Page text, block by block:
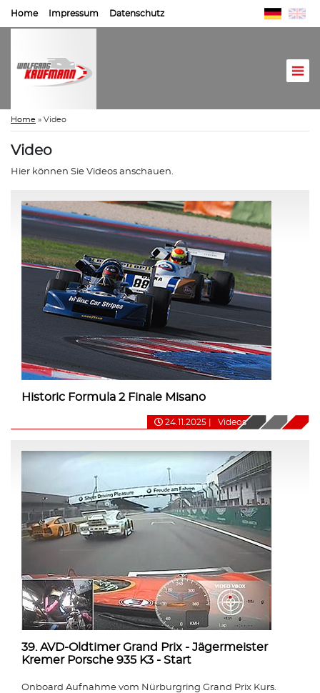
Home Impressum Datenschutz
Home » Video
Video
Hier können Sie Videos anschauen.
Historic Formula 2 Finale Misano
24.11.2025 Videos
39. AVD-Oldtimer Grand Prix - Jägermeister
Kremer Porsche 935 K3 - Start
Onboard Aufnahme vom Nürburgring Grand Prix Kurs.